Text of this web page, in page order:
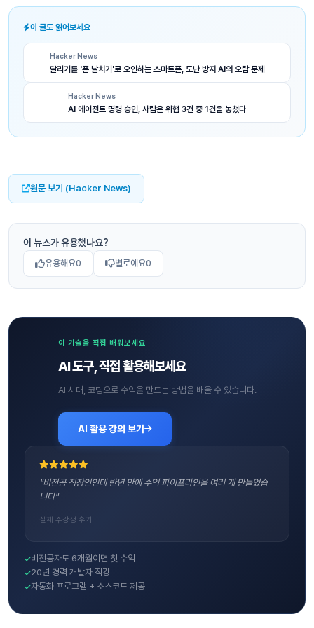
이 글도 읽어보세요
Hacker News
달리기를 '폰 날치기'로 오인하는 스마트폰, 도난 방지 AI의 오탐 문제
Hacker News
AI 에이전트 명령 승인, 사람은 위협 3건 중 1건을 놓쳤다
원문 보기 (Hacker News)
이 뉴스가 유용했나요?
유용해요0 별로예요0
이 기술을 직접 배워보세요
AI 도구, 직접 활용해보세요
AI 시대, 코딩으로 수익을 만드는 방법을 배울 수 있습니다.
AI 활용 강의 보기
"비전공 직장인인데 반년 만에 수익 파이프라인을 여러 개 만들었습
니다"
실제 수강생 후기
비전공자도 6개월이면 첫 수익
20년 경력 개발자 직강
자동화 프로그램 + 소스코드 제공